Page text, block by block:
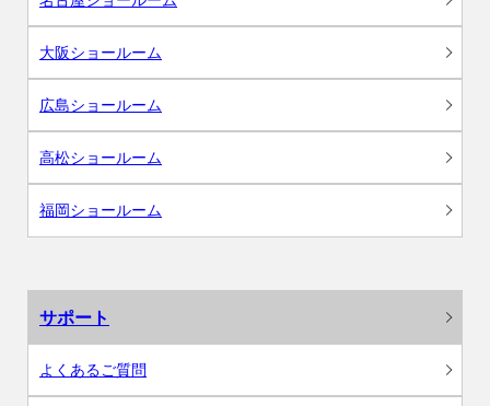
大阪ショールーム
広島ショールーム
高松ショールーム
福岡ショールーム
サポート
よくあるご質問